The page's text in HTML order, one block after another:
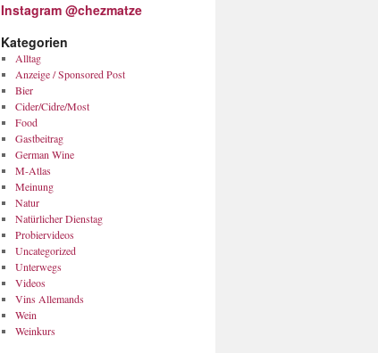
Instagram @chezmatze
Kategorien
Alltag
Anzeige / Sponsored Post
Bier
Cider/Cidre/Most
Food
Gastbeitrag
German Wine
M-Atlas
Meinung
Natur
Natürlicher Dienstag
Probiervideos
Uncategorized
Unterwegs
Videos
Vins Allemands
Wein
Weinkurs